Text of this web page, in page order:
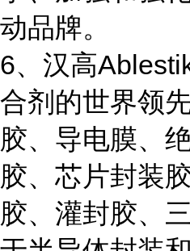
动品牌。
6、汉高
合剂的世界领
胶、导电膜、
胶、芯片封装
胶、灌封胶、